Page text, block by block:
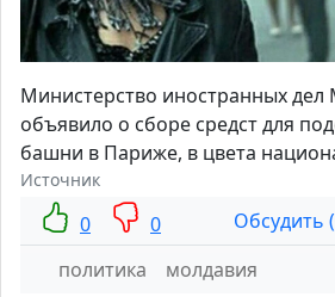
Министерство иностранных дел
объявило о сборе средст для
башни в Париже, в цвета
Источник
0 0
Обсудить
политика
молдавия